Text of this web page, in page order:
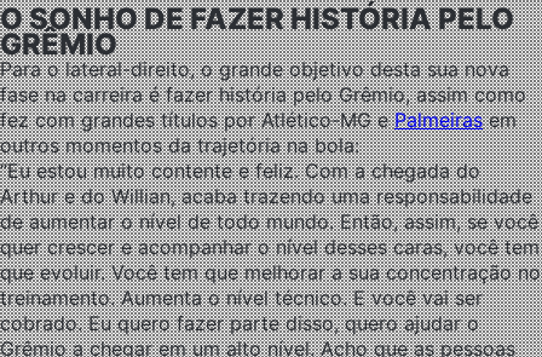
O SONHO DE FAZER HISTÓRIA PELO
GRÊMIO
Para o lateral-direito, o grande objetivo desta sua nova
fase na carreira é fazer história pelo Grêmio, assim como
fez com grandes títulos por Atlético-MG ePalmeirasem
outros momentos da trajetória na bola:
“Eu estou muito contente e feliz. Com a chegada do
Arthur e do Willian, acaba trazendo uma responsabilidade
de aumentar o nível de todo mundo. Então, assim, se você
quer crescer e acompanhar o nível desses caras, você tem
que evoluir. Você tem que melhorar a sua concentração no
treinamento. Aumenta o nível técnico. E você vai ser
cobrado. Eu quero fazer parte disso, quero ajudar o
Grêmio a chegar em um alto nível. Acho que as pessoas